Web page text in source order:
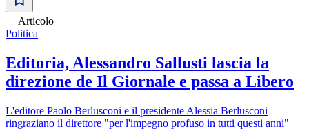
Articolo
Politica
Editoria, Alessandro Sallusti lascia la
direzione de Il Giornale e passa a Libero
L'editore Paolo Berlusconi e il presidente Alessia Berlusconi
ringraziano il direttore "per l'impegno profuso in tutti questi anni"